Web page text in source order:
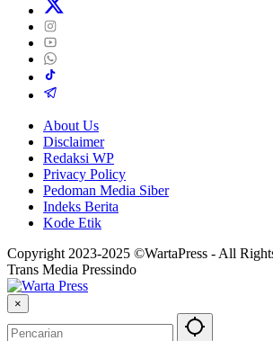
About Us
Disclaimer
Redaksi WP
Privacy Policy
Pedoman Media Siber
Indeks Berita
Kode Etik
Copyright 2023-2025 ©WartaPress - All
Trans Media Pressindo
×